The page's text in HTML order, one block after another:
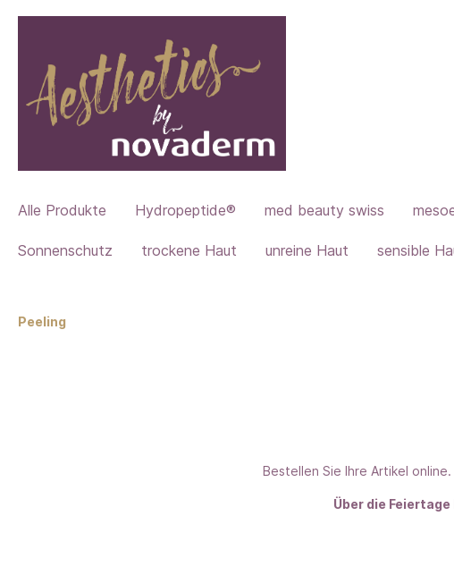
Alle Produkte Hydropeptide® med beauty swiss
Sonnenschutz trockene Haut unreine Haut sensible
Peeling
Bestellen Sie Ihre Artikel
Über die